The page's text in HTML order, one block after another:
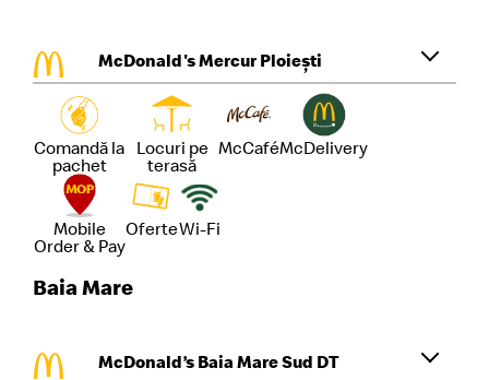
McDonald's Mercur Ploiești
Comandă la
pachet
Locuri pe
terasă
McCaféMcDelivery
Mobile
Order & Pay
OferteWi-Fi
Baia Mare
McDonald’s Baia Mare Sud DT